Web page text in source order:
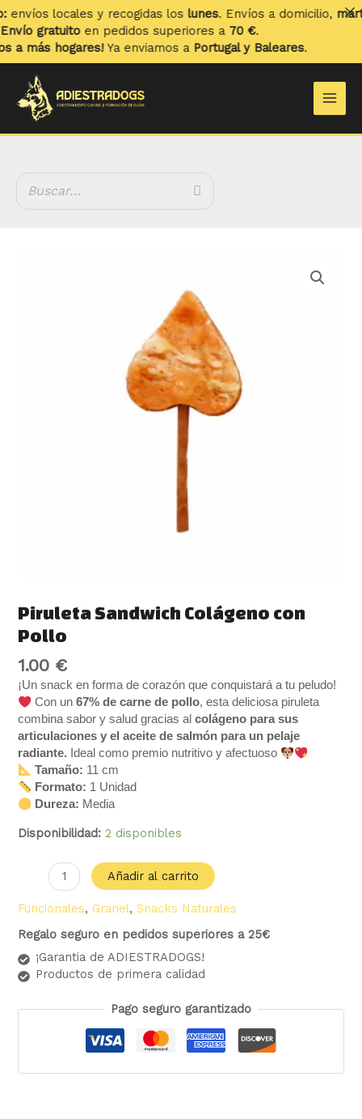
Ir
al
contenido
Piruleta Sandwich Colágeno con
Pollo
1.00 €
¡Un snack en forma de corazón que conquistará a tu peludo!
Con un 67% de carne de pollo, esta deliciosa piruleta
combina sabor y salud gracias alcolágeno para sus
articulaciones y el aceite de salmón para un pelaje
radiante. Ideal como premio nutritivo y afectuoso
Tamaño: 11 cm
Formato: 1 Unidad
Dureza: Media
Disponibilidad: 2 disponibles
Añadir al carrito
Funcionales, Granel,Snacks Naturales
Regalo seguro en pedidos superiores a 25€
¡Garantia de ADIESTRADOGS!
Productos de primera calidad
Pago seguro garantizado
locales y recogidas loslunes. Envíos a domicilio,martes
gratuitoen pedidos superiores a70 €.
más hogares!Ya enviamos aPortugal y Baleares.